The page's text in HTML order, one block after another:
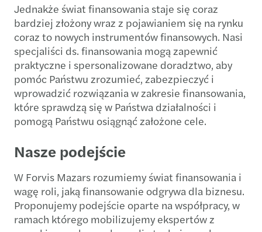
Jednakże świat finansowania staje się coraz
bardziej złożony wraz z pojawianiem się na rynku
coraz to nowych instrumentów finansowych. Nasi
specjaliści ds. finansowania mogą zapewnić
praktyczne i spersonalizowane doradztwo, aby
pomóc Państwu zrozumieć, zabezpieczyć i
wprowadzić rozwiązania w zakresie finansowania,
które sprawdzą się w Państwa działalności i
pomogą Państwu osiągnąć założone cele.
Nasze podejście
W Forvis Mazars rozumiemy świat finansowania i
wagę roli, jaką finansowanie odgrywa dla biznesu.
Proponujemy podejście oparte na współpracy, w
ramach którego mobilizujemy ekspertów z